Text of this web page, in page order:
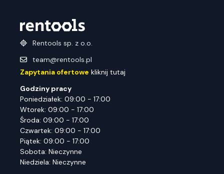
Rentools sp. z o.o.
team@rentools.pl
Zapytania ofertowe kliknij tutaj
Godziny pracy
Poniedziałek: 09:00 - 17:00
Wtorek: 09:00 - 17:00
Środa: 09:00 - 17:00
Czwartek: 09:00 - 17:00
Piątek: 09:00 - 17:00
Sobota: Nieczynne
Niedziela: Nieczynne